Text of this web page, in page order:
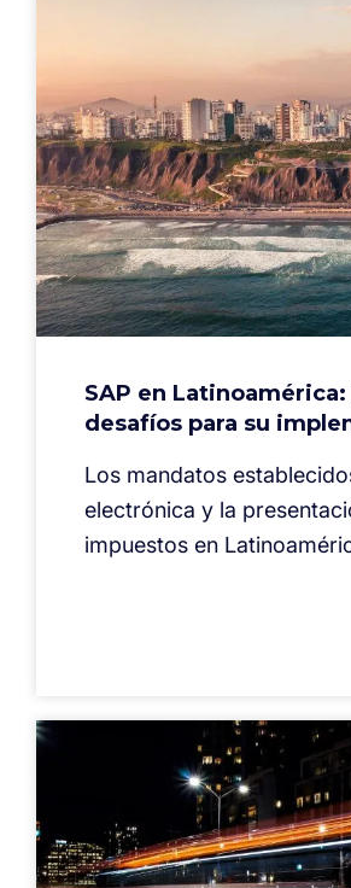
SAP en
desafíos para su
Los mandatos
electrónica y la
impuestos en